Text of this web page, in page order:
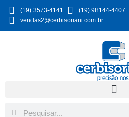
(19) 3573-4141
(19) 98144-4407
vendas2@cerbisoriani.com.br